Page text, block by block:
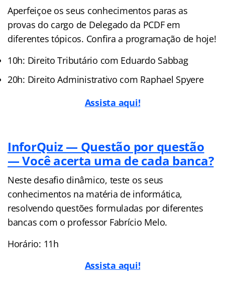
Aperfeiçoe os seus conhecimentos paras as
provas do cargo de Delegado da PCDF em
diferentes tópicos. Confira a programação de hoje!
10h: Direito Tributário com Eduardo Sabbag
20h: Direito Administrativo com Raphael Spyere
Assista aqui!
InforQuiz — Questão por questão
— Você acerta uma de cada banca?
Neste desafio dinâmico, teste os seus
conhecimentos na matéria de informática,
resolvendo questões formuladas por diferentes
bancas com o professor Fabrício Melo.
Horário: 11h
Assista aqui!